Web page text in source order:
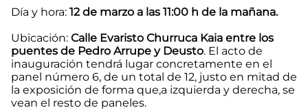
Día y hora: 12 de marzo a las 11:00 h de la mañana.
Ubicación: Calle Evaristo Churruca Kaia entre los
puentes de Pedro Arrupe y Deusto. El acto de
inauguración tendrá lugar concretamente en el
panel número 6, de un total de 12, justo en mitad de
la exposición de forma que,a izquierda y derecha, se
vean el resto de paneles.